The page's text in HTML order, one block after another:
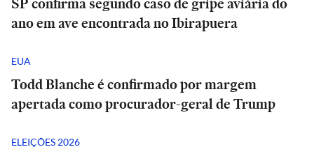
ano em ave encontrada no Ibirapuera
EUA
Todd Blanche é confirmado por margem
apertada como procurador-geral de Trump
ELEIÇÕES 2026